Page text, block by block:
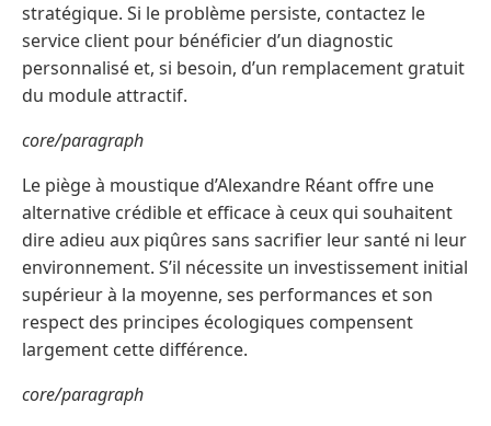
stratégique. Si le problème persiste, contactez le
service client pour bénéficier d’un diagnostic
personnalisé et, si besoin, d’un remplacement gratuit
du module attractif.
core/paragraph
Le piège à moustique d’Alexandre Réant offre une
alternative crédible et efficace à ceux qui souhaitent
dire adieu aux piqûres sans sacrifier leur santé ni leur
environnement. S’il nécessite un investissement initial
supérieur à la moyenne, ses performances et son
respect des principes écologiques compensent
largement cette différence.
core/paragraph